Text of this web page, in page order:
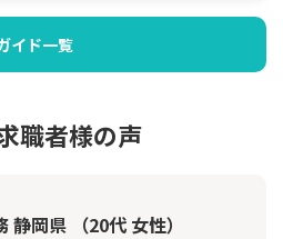
イド一覧
職者様の声
静岡県 （20代 女性）